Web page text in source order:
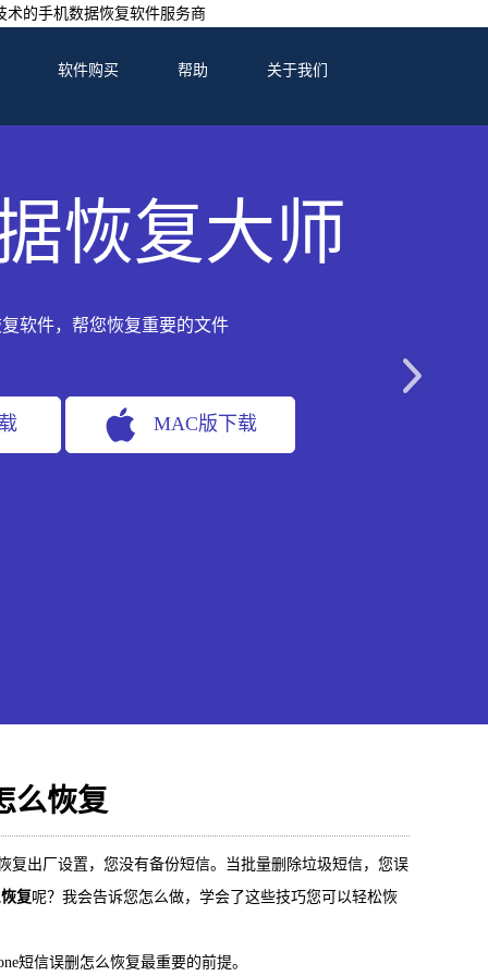
术的手机数据恢复软件服务商
软件购买 帮助 关于我们
恢复大师
软件，帮您恢复重要的文件
MAC版下载
恢复大师
么恢复
复出厂设置，您没有备份短信。当批量删除垃圾短信，您误
复呢？我会告诉您怎么做，学会了这些技巧您可以轻松恢
短信误删怎么恢复最重要的前提。